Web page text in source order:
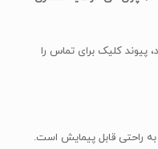
پیوند کلیک برای تماس را
راحتی قابل پیمایش است.